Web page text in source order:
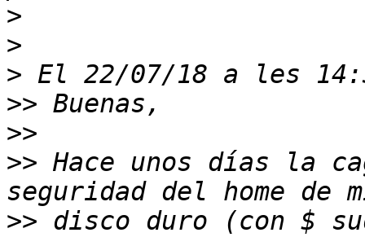
>
>
>
>>
>>
>> Hace unos días la
>> disco duro (con $